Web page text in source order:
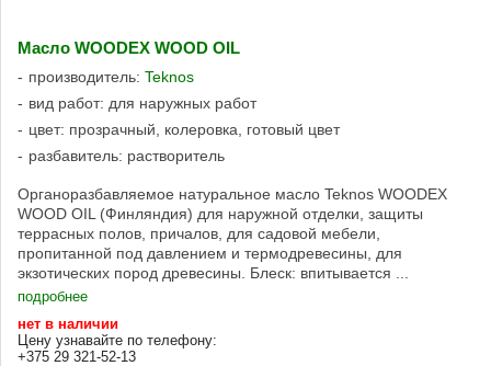
Масло WOODEX WOOD OIL
производитель: Teknos
вид работ: для наружных работ
цвет: прозрачный, колеровка, готовый цвет
разбавитель: растворитель
Органоразбавляемое натуральное масло Teknos WOODEX
WOOD OIL (Финляндия) для наружной отделки, защиты
террасных полов, причалов, для садовой мебели,
пропитанной под давлением и термодревесины, для
экзотических пород древесины. Блеск: впитывается ...
подробнее
нет в наличии
Цену узнавайте по телефону:
+375 29 321-52-13